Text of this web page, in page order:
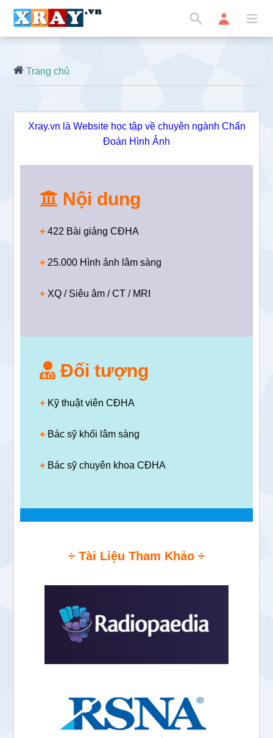
Trang chủ
Xray.vn là Website học tập về chuyên ngành Chẩn
Đoán Hình Ảnh
Nội dung
+ 422 Bài giảng CĐHA
+ 25.000 Hình ảnh lâm sàng
+ XQ / Siêu âm / CT / MRI
Đối tượng
+ Kỹ thuật viên CĐHA
+ Bác sỹ khối lâm sàng
+ Bác sỹ chuyên khoa CĐHA
÷ Tài Liệu Tham Khảo ÷